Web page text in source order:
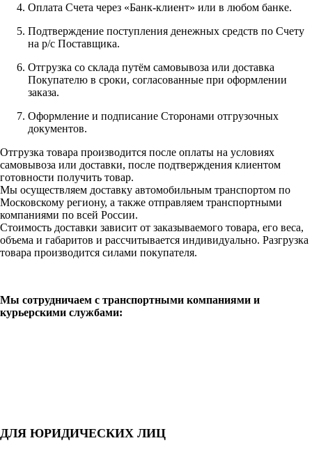
Оплата Счета через «Банк-клиент» или в любом банке.
Подтверждение поступления денежных средств по Счету
на р/с Поставщика.
Отгрузка со склада путём самовывоза или доставка
Покупателю в сроки, согласованные при оформлении
заказа.
Оформление и подписание Сторонами отгрузочных
документов.
Отгрузка товара производится после оплаты на условиях
самовывоза или доставки, после подтверждения клиентом
готовности получить товар.
Мы осуществляем доставку автомобильным транспортом по
Московскому региону, а также отправляем транспортными
компаниями по всей России.
Стоимость доставки зависит от заказываемого товара, его веса,
объема и габаритов и рассчитывается индивидуально. Разгрузка
товара производится силами покупателя.
Мы сотрудничаем с транспортными компаниями и
курьерскими службами:
ДЛЯ ЮРИДИЧЕСКИХ ЛИЦ